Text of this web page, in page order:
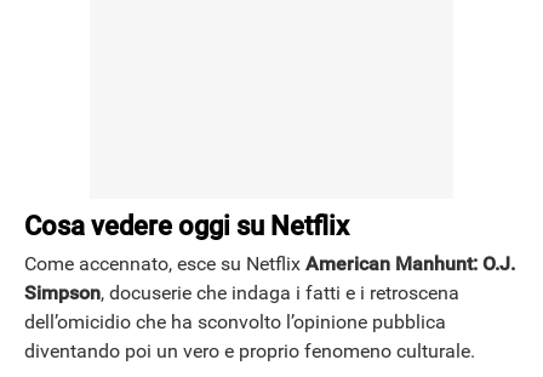
Cosa vedere oggi su Netflix
Come accennato, esce su Netflix American Manhunt: O.J.
Simpson, docuserie che indaga i fatti e i retroscena
dell’omicidio che ha sconvolto l’opinione pubblica
diventando poi un vero e proprio fenomeno culturale.